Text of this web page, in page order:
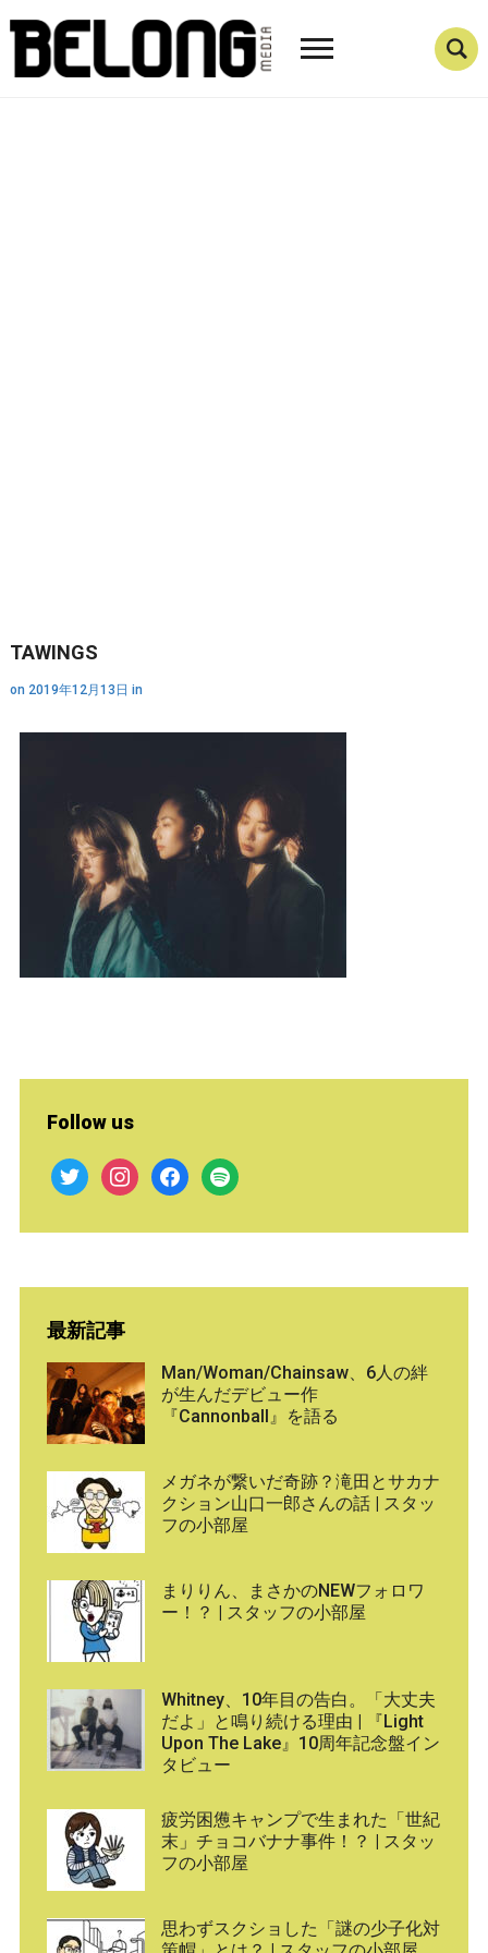
TAWINGS
on 2019年12月13日 in
Follow us
twitter instagramfacebook
spotify
最新記事
Man/Woman/Chainsaw、6人の絆
が生んだデビュー作
『Cannonball』を語る
メガネが繋いだ奇跡？滝田とサカナ
クション山口一郎さんの話 | スタッ
フの小部屋
まりりん、まさかのNEWフォロワ
ー！？ | スタッフの小部屋
Whitney、10年目の告白。「大丈夫
だよ」と鳴り続ける理由 | 『Light
Upon The Lake』10周年記念盤イン
タビュー
疲労困憊キャンプで生まれた「世紀
末」チョコバナナ事件！？ | スタッ
フの小部屋
思わずスクショした「謎の少子化対